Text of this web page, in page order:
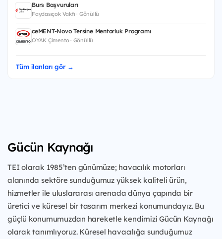
Burs Başvuruları
Faydasıçok Vakfı · Gönüllü
ceMENT-Novo Tersine Mentorluk Programı
OYAK Çimento · Gönüllü
Tüm ilanları gör →
Gücün Kaynağı
TEI olarak 1985’ten günümüze; havacılık motorları
alanında sektöre sunduğumuz yüksek kaliteli ürün,
hizmetler ile uluslararası arenada dünya çapında bir
üretici ve küresel bir tasarım merkezi konumundayız. Bu
güçlü konumumuzdan hareketle kendimizi Gücün Kaynağı
olarak tanımlıyoruz. Küresel havacılığa sunduğumuz